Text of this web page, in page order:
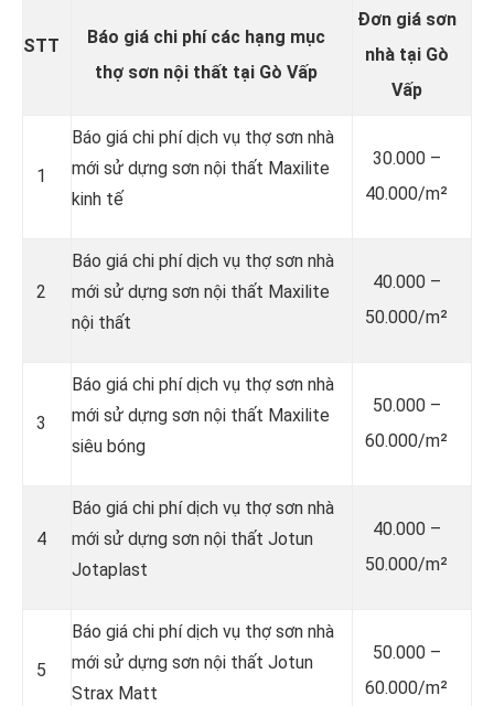
STT
Báo giá chi phí các hạng mục
thợ sơn nội thất tại Gò Vấp
Đơn giá sơn
nhà tại Gò
Vấp
1
Báo giá chi phí dịch vụ thợ sơn nhà
mới sử dựng sơn nội thất Maxilite
kinh tế
30.000 –
40.000/m²
2
Báo giá chi phí dịch vụ thợ sơn nhà
mới sử dựng sơn nội thất Maxilite
nội thất
40.000 –
50.000/m²
3
Báo giá chi phí dịch vụ thợ sơn nhà
mới sử dựng sơn nội thất Maxilite
siêu bóng
50.000 –
60.000/m²
4
Báo giá chi phí dịch vụ thợ sơn nhà
mới sử dựng sơn nội thất Jotun
Jotaplast
40.000 –
50.000/m²
5
Báo giá chi phí dịch vụ thợ sơn nhà
mới sử dựng sơn nội thất Jotun
Strax Matt
50.000 –
60.000/m²